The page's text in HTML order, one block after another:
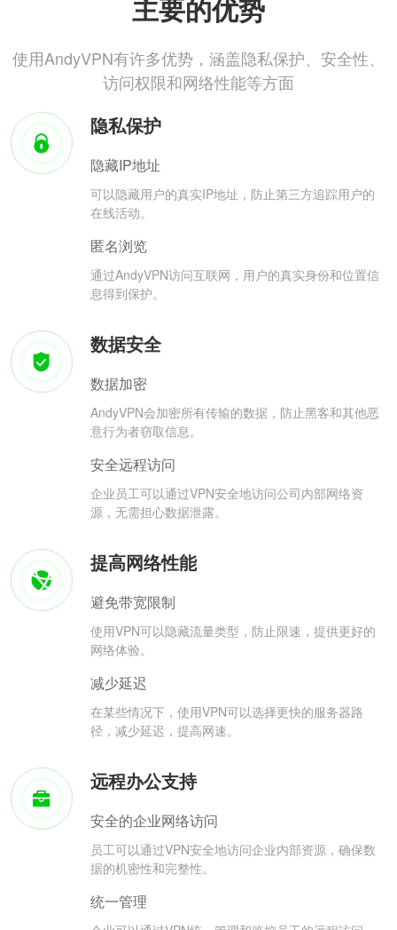
主要的优势
使用AndyVPN有许多优势，涵盖隐私保护、安全性、
访问权限和网络性能等方面
隐私保护
隐藏IP地址
可以隐藏用户的真实IP地址，防止第三方追踪用户的
在线活动。
匿名浏览
通过AndyVPN访问互联网，用户的真实身份和位置信
息得到保护。
数据安全
数据加密
AndyVPN会加密所有传输的数据，防止黑客和其他恶
意行为者窃取信息。
安全远程访问
企业员工可以通过VPN安全地访问公司内部网络资
源，无需担心数据泄露。
提高网络性能
避免带宽限制
使用VPN可以隐藏流量类型，防止限速，提供更好的
网络体验。
减少延迟
在某些情况下，使用VPN可以选择更快的服务器路
径，减少延迟，提高网速。
远程办公支持
安全的企业网络访问
员工可以通过VPN安全地访问企业内部资源，确保数
据的机密性和完整性。
统一管理